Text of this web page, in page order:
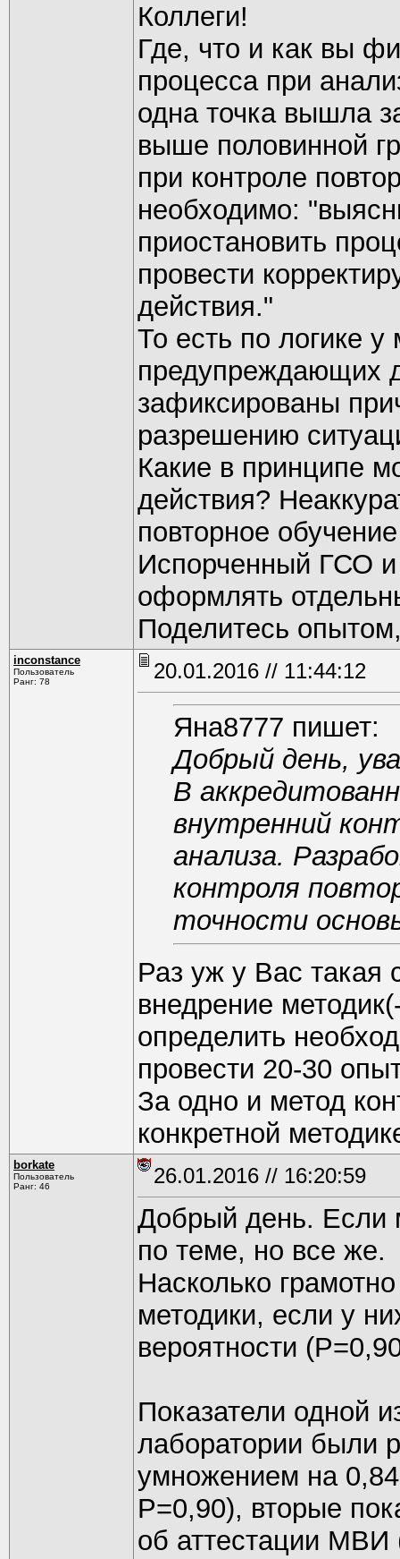
Коллеги!
Где, что и как вы
процесса при
одна точка вышла
выше половинной
при контроле
необходимо:
приостановить
провести
действия."
То есть по логике
предупреждающих
зафиксированы
разрешению
Какие в принципе
действия?
повторное
Испорченный ГСО
оформлять
Поделитесь
inconstance
Пользователь
Ранг: 78
20.01.2016 // 11:44:12
Яна8777 пишет:
Добрый день,
В
внутренний
анализа.
контроля
точности
Раз уж у Вас такая
внедрение
определить
провести 20-30
За одно и метод
конкретной
borkate
Пользователь
Ранг: 46
26.01.2016 // 16:20:59
Добрый день. Если
по теме, но все же.
Насколько
методики, если у
вероятности
Показатели одной
лаборатории были
умножением на
Р=0,90), вторые
об аттестации МВИ